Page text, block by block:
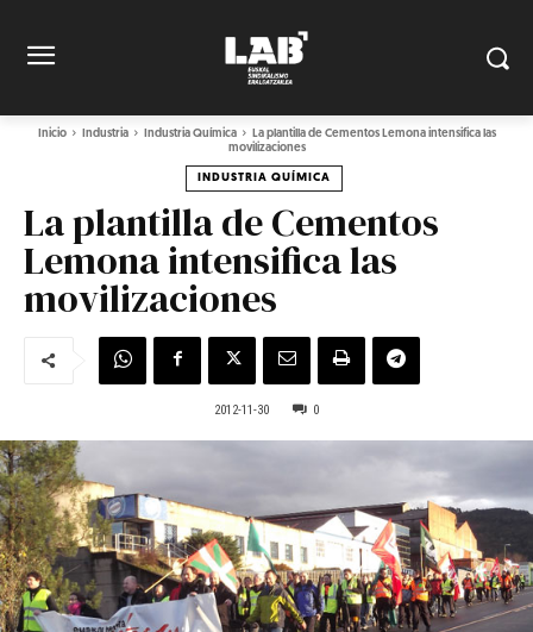
Inicio Industria Industria Química
La plantilla de Cementos Lemona intensifica las
movilizaciones
INDUSTRIA QUÍMICA
La plantilla de Cementos
Lemona intensifica las
movilizaciones
2012-11-30 0